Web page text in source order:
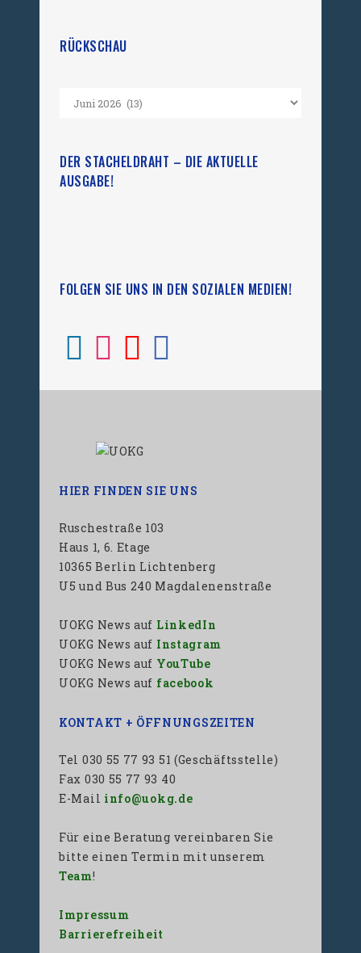
RÜCKSCHAU
DER STACHELDRAHT – DIE AKTUELLE
AUSGABE!
FOLGEN SIE UNS IN DEN SOZIALEN MEDIEN!
HIER FINDEN SIE UNS
Ruschestraße 103
Haus 1, 6. Etage
10365 Berlin Lichtenberg
U5 und Bus 240 Magdalenenstraße
UOKG News auf LinkedIn
UOKG News auf Instagram
UOKG News auf YouTube
UOKG News auf facebook
KONTAKT + ÖFFNUNGSZEITEN
Tel 030 55 77 93 51 (Geschäftsstelle)
Fax 030 55 77 93 40
E-Mail info@uokg.de
Für eine Beratung vereinbaren Sie
bitte einen Termin mit unserem
Team!
Impressum
Barrierefreiheit